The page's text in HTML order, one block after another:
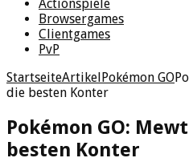
Actionspiele
Browsergames
Clientgames
PvP
StartseiteArtikelPokémon GO
die besten Konter
Pokémon GO:
besten Konter